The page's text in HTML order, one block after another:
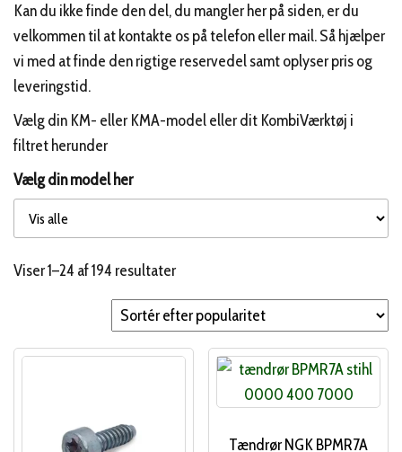
Kan du ikke finde den del, du mangler her på siden, er du
velkommen til at kontakte os på telefon eller mail. Så hjælper
vi med at finde den rigtige reservedel samt oplyser pris og
leveringstid.
Vælg din KM- eller KMA-model eller dit KombiVærktøj i
filtret herunder
Vælg din model her
Viser 1–24 af 194 resultaterSorteret
efter
popularitet
Tændrør NGK BPMR7A